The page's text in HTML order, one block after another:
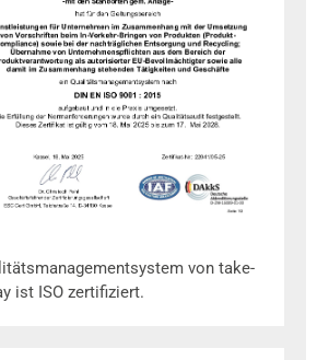
von take-
ist ISO zertifiziert.